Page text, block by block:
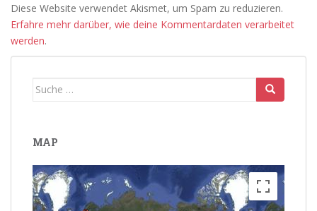
Diese Website verwendet Akismet, um Spam zu reduzieren.
Erfahre mehr darüber, wie deine Kommentardaten verarbeitet
werden.
Suche
MAP